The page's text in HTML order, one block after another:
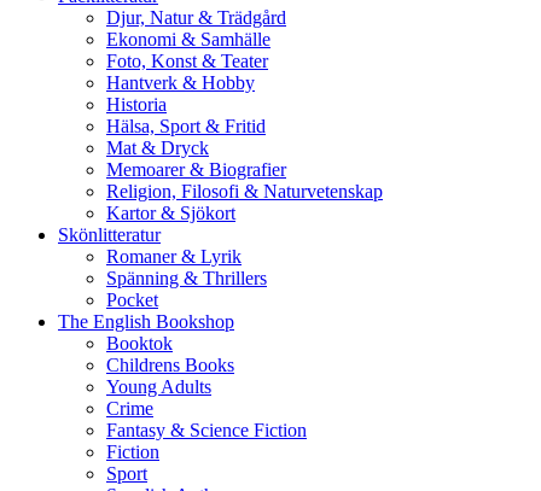
Djur, Natur & Trädgård
Ekonomi & Samhälle
Foto, Konst & Teater
Hantverk & Hobby
Historia
Hälsa, Sport & Fritid
Mat & Dryck
Memoarer & Biografier
Religion, Filosofi & Naturvetenskap
Kartor & Sjökort
Skönlitteratur
Romaner & Lyrik
Spänning & Thrillers
Pocket
The English Bookshop
Booktok
Childrens Books
Young Adults
Crime
Fantasy & Science Fiction
Fiction
Sport